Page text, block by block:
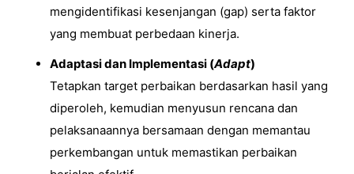
mengidentifikasi kesenjangan (gap) serta faktor
yang membuat perbedaan kinerja.
Adaptasi dan Implementasi (Adapt)
Tetapkan target perbaikan berdasarkan hasil yang
diperoleh, kemudian menyusun rencana dan
pelaksanaannya bersamaan dengan memantau
perkembangan untuk memastikan perbaikan